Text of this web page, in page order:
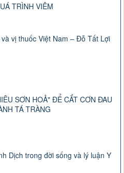
TRÌNH VIÊM
vị thuốc Việt Nam – Đỗ Tất Lợi
SƠN HOẢ" ĐỂ CẮT CƠN ĐAU
TÁ TRÀNG
Dịch trong đời sống và lý luận Y